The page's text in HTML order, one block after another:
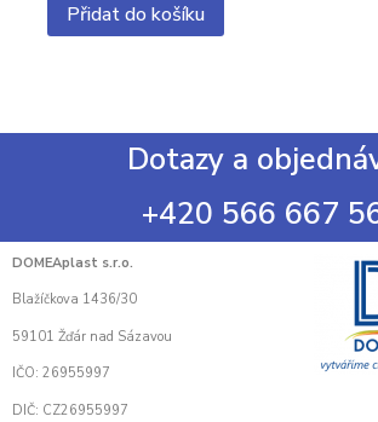
Přidat do košíku
Dotazy a
+420 566 667
DOMEAplast s.r.o.
Blažíčkova 1436/30
59101 Žďár nad Sázavou
IČO: 26955997
DIČ: CZ26955997